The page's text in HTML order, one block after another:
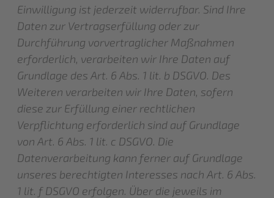
Einwilligung ist jederzeit widerrufbar. Sind Ihre
Daten zur Vertragserfüllung oder zur
Durchführung vorvertraglicher Maßnahmen
erforderlich, verarbeiten wir Ihre Daten auf
Grundlage des Art. 6 Abs. 1 lit. b DSGVO. Des
Weiteren verarbeiten wir Ihre Daten, sofern
diese zur Erfüllung einer rechtlichen
Verpflichtung erforderlich sind auf Grundlage
von Art. 6 Abs. 1 lit. c DSGVO. Die
Datenverarbeitung kann ferner auf Grundlage
unseres berechtigten Interesses nach Art. 6 Abs.
1 lit. f DSGVO erfolgen. Über die jeweils im